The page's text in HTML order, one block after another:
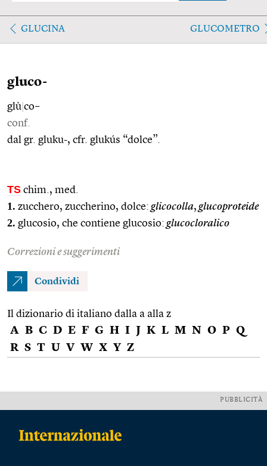
GLUCINA GLUCOMETRO
gluco-
glù co–
conf.
dal gr. gluku-, cfr. glukús “dolce”.
TS chim., med.
1. zucchero, zuccherino, dolce: glicocolla, glucoproteide
2. glucosio, che contiene glucosio: glucocloralico
Correzioni e suggerimenti
Condividi
Il dizionario di italiano dalla a alla z
A B C D E F G H I J K L M N O P Q
R S T U V W X Y Z
PUBBLICITÀ